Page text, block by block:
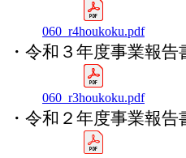
060_r4houkoku.pdf
・令和３年度事業報告
060_r3houkoku.pdf
・令和２年度事業報告